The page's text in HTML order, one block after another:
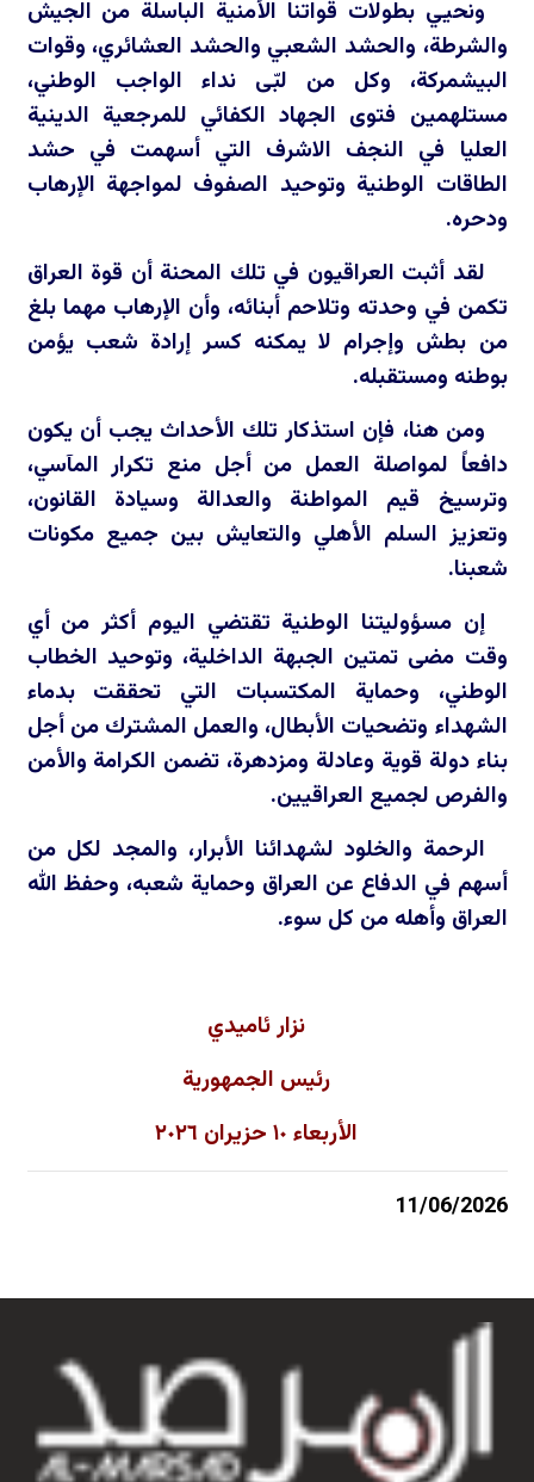
ونحيي بطولات قواتنا الأمنية الباسلة من الجيش
والشرطة، والحشد الشعبي والحشد العشائري، وقوات
البيشمركة، وكل من لبّى نداء الواجب الوطني،
مستلهمين فتوى الجهاد الكفائي للمرجعية الدينية
العليا في النجف الاشرف التي أسهمت في حشد
الطاقات الوطنية وتوحيد الصفوف لمواجهة الإرهاب
ودحره.
لقد أثبت العراقيون في تلك المحنة أن قوة العراق
تكمن في وحدته وتلاحم أبنائه، وأن الإرهاب مهما بلغ
من بطش وإجرام لا يمكنه كسر إرادة شعب يؤمن
بوطنه ومستقبله.
ومن هنا، فإن استذكار تلك الأحداث يجب أن يكون
دافعاً لمواصلة العمل من أجل منع تكرار المآسي،
وترسيخ قيم المواطنة والعدالة وسيادة القانون،
وتعزيز السلم الأهلي والتعايش بين جميع مكونات
شعبنا.
إن مسؤوليتنا الوطنية تقتضي اليوم أكثر من أي
وقت مضى تمتين الجبهة الداخلية، وتوحيد الخطاب
الوطني، وحماية المكتسبات التي تحققت بدماء
الشهداء وتضحيات الأبطال، والعمل المشترك من أجل
بناء دولة قوية وعادلة ومزدهرة، تضمن الكرامة والأمن
والفرص لجميع العراقيين.
الرحمة والخلود لشهدائنا الأبرار، والمجد لكل من
أسهم في الدفاع عن العراق وحماية شعبه، وحفظ الله
العراق وأهله من كل سوء.
نزار ئاميدي
رئيس الجمهورية
الأربعاء ١٠ حزيران ٢٠٢٦
11/06/2026